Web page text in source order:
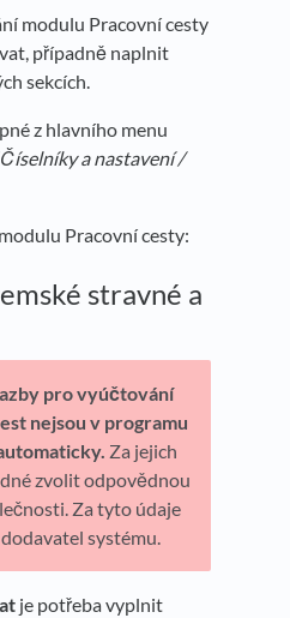
modulu Pracovní cesty
případně naplnit
sekcích.
z hlavního menu
a nastavení /
Pracovní cesty:
stravné a
pro vyúčtování
nejsou v programu
Za jejich
zvolit odpovědnou
Za tyto údaje
systému.
je potřeba vyplnit